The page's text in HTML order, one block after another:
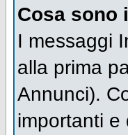
Cosa sono
I messaggi
alla prima
Annunci).
importanti e